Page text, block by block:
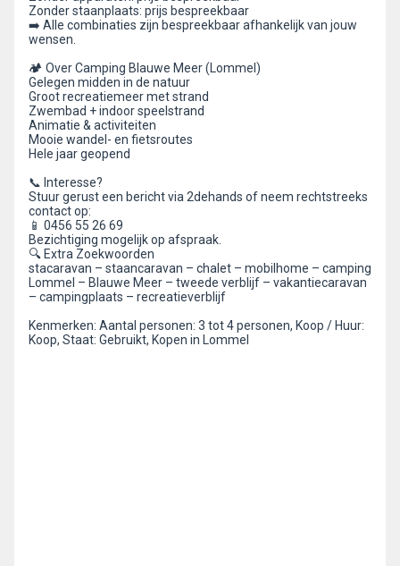
Zonder staanplaats: prijs bespreekbaar
➡️ Alle combinaties zijn bespreekbaar afhankelijk van jouw
wensen.
🏕 Over Camping Blauwe Meer (Lommel)
Gelegen midden in de natuur
Groot recreatiemeer met strand
Zwembad + indoor speelstrand
Animatie & activiteiten
Mooie wandel- en fietsroutes
Hele jaar geopend
📞 Interesse?
Stuur gerust een bericht via 2dehands of neem rechtstreeks
contact op:
📱 0456 55 26 69
Bezichtiging mogelijk op afspraak.
🔍 Extra Zoekwoorden
stacaravan – staancaravan – chalet – mobilhome – camping
Lommel – Blauwe Meer – tweede verblijf – vakantiecaravan
– campingplaats – recreatieverblijf
Kenmerken: Aantal personen: 3 tot 4 personen, Koop / Huur:
Koop, Staat: Gebruikt, Kopen in Lommel